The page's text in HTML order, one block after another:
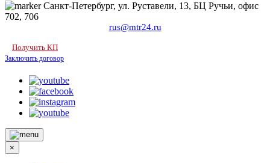
Санкт-Петербург, ул. Руставели, 13, БЦ Ручьи, офис
702, 706
rus@mtr24.ru
Получить КП
Заключить договор
×